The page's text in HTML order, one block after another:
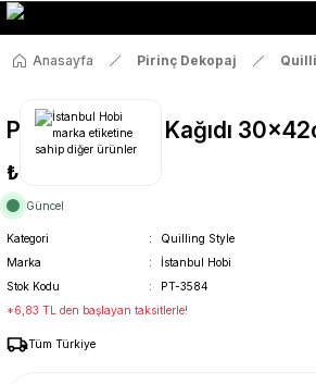
Size Özel "HG10" Koduyla Sepette Hemen
Anasayfa Pirinç Dekopaj
Pirinç Dekopaj Kağıdı
₺36
Güncel
Kategori
Quilling Style
Marka
İstanbul Hobi
Stok Kodu
PT-3584
*6,83 TL den başlayan taksitlerle!
Tüm Türkiye